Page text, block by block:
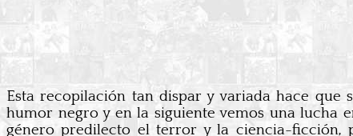
Esta recopilación tan dispar y variada hace
humor negro y en la siguiente vemos una lucha
género predilecto el terror y la ciencia-ficción,